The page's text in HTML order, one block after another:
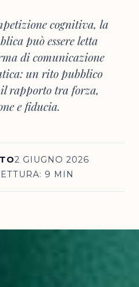
cognitiva, la
può essere letta
di comunicazione
un rito pubblico
rapporto tra forza,
e fiducia.
2 GIUGNO 2026
9 MIN